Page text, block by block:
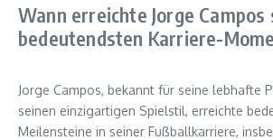
Wann erreichte Jorge Campos
bedeutendsten Karriere-
Jorge Campos, bekannt für seine lebhafte
seinen einzigartigen Spielstil, erreichte
Meilensteine in seiner Fußballkarriere,